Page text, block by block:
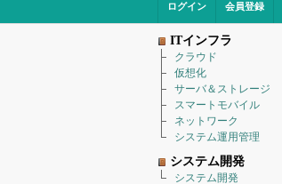
ログイン 会員登録
ITインフラ
クラウド
仮想化
サーバ＆ストレージ
スマートモバイル
ネットワーク
システム運用管理
システム開発
システム開発